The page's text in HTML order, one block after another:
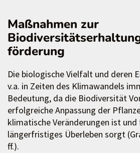
Maßnahmen zur
förderung
Die biologische Vielfalt und deren
v.a. in Zeiten des Klimawandels
Bedeutung, da die Biodiversität
erfolgreiche Anpassung der
klimatische Veränderungen ist
längerfristiges Überleben sorgt
ff.).